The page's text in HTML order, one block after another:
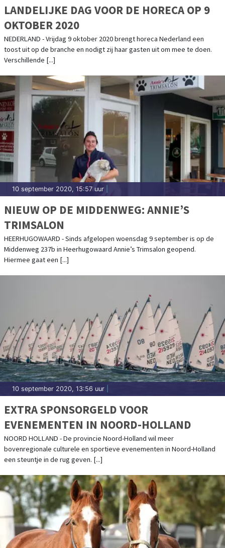
LANDELIJKE DAG VOOR DE HORECA OP 9
OKTOBER 2020
NEDERLAND - Vrijdag 9 oktober 2020 brengt horeca Nederland een
toost uit op de branche en nodigt zij haar gasten uit om mee te doen.
Verschillende [...]
10 september 2020, 15:57 uur
NIEUW OP DE MIDDENWEG: ANNIE’S
TRIMSALON
HEERHUGOWAARD - Sinds afgelopen woensdag 9 september is op de
Middenweg 237b in Heerhugowaard Annie’s Trimsalon geopend.
Hiermee gaat een [...]
10 september 2020, 13:56 uur
EXTRA SPONSORGELD VOOR
EVENEMENTEN IN NOORD-HOLLAND
NOORD HOLLAND - De provincie Noord-Holland wil meer
bovenregionale culturele en sportieve evenementen in Noord-Holland
een steuntje in de rug geven. [...]